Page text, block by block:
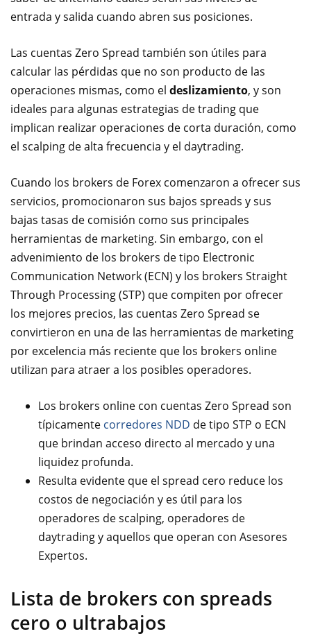
entrada y salida cuando abren sus posiciones.
Las cuentas Zero Spread también son útiles para
calcular las pérdidas que no son producto de las
operaciones mismas, como el deslizamiento, y son
ideales para algunas estrategias de trading que
implican realizar operaciones de corta duración, como
el scalping de alta frecuencia y el daytrading.
Cuando los brokers de Forex comenzaron a ofrecer sus
servicios, promocionaron sus bajos spreads y sus
bajas tasas de comisión como sus principales
herramientas de marketing. Sin embargo, con el
advenimiento de los brokers de tipo Electronic
Communication Network (ECN) y los brokers Straight
Through Processing (STP) que compiten por ofrecer
los mejores precios, las cuentas Zero Spread se
convirtieron en una de las herramientas de marketing
por excelencia más reciente que los brokers online
utilizan para atraer a los posibles operadores.
Los brokers online con cuentas Zero Spread son
típicamente corredores NDD de tipo STP o ECN
que brindan acceso directo al mercado y una
liquidez profunda.
Resulta evidente que el spread cero reduce los
costos de negociación y es útil para los
operadores de scalping, operadores de
daytrading y aquellos que operan con Asesores
Expertos.
Lista de brokers con spreads
cero o ultrabajos